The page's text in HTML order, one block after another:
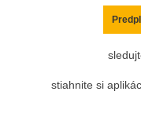
stiahnite si